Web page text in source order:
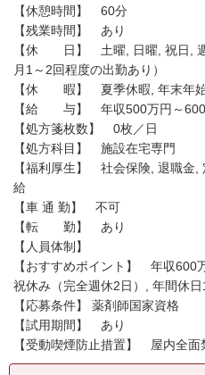
【休憩時間】 60分
【残業時間】 あり
【休 日】 土曜, 日曜, 祝日,
月1～2回程度の出勤あり）
【休 暇】 夏季休暇, 年末年始
【給 与】 年収500万円～600
【処方箋枚数】 0枚／日
【処方科目】 施設在宅専門
【福利厚生】 社会保険, 退職金,
給
【車 通 勤】 不可
【転 勤】 あり
【人員体制】
【おすすめポイント】 年収600
祝休み（完全週休2日）, 年間休
【応募条件】 薬剤師国家資格
【試用期間】 あり
【受動喫煙防止措置】 屋内全面